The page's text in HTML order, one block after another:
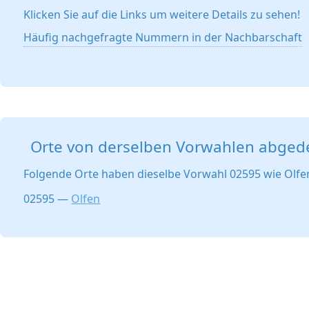
Klicken Sie auf die Links um weitere Details zu sehen!
Häufig nachgefragte Nummern in der Nachbarschaft
Orte von derselben Vorwahlen
Folgende Orte haben dieselbe Vorwahl 02595 wie
02595 — Olfen